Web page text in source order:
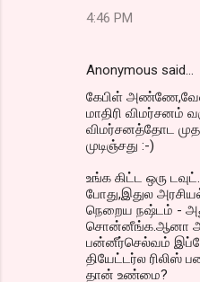
4:46 PM
Anonymous said…
கேபிள்
மாதிரி விமர்சனம்
விமர்சனத்தோட முத
முடிஞ்சது :-)
உங்க கிட்ட ஒரு
போது,இதுல
நெறைய நஷ்டம் -
சொன்னீங்க.ஆனா
பன்னீர்செல்வம்
தியேட்டர்ல ரிலிஸ்
தான் உண்மை?